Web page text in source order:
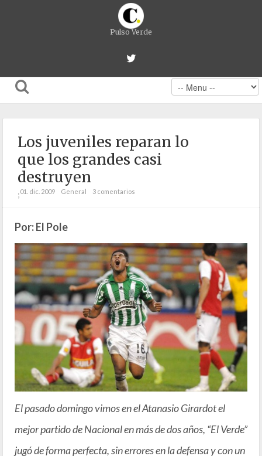
Pulso Verde
Los juveniles reparan lo
que los grandes casi
destruyen
;01. dic. 2009 General 3 comentarios
Por: El Pole
El pasado domingo vimos en el Atanasio Girardot el
mejor partido de Nacional en más de dos años, “El Verde”
jugó de forma perfecta, sin errores en la defensa y con un